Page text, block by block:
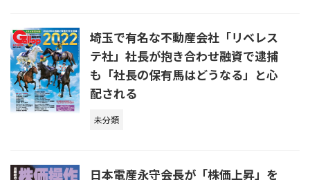
埼玉で有名な不動産会社「リベレス
テ社」社長が抱き合わせ融資で逮捕
も「社長の保有馬はどうなる」と心
配される
未分類
日本電産永守会長が「株価上昇」を